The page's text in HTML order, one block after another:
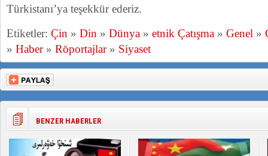
Türkistanı’ya teşekkür ederiz.
Etiketler: Çin » Din » Dünya » etnik Çatışma » Genel »
» Haber» Röportajlar» Siyaset
BENZER HABERLER